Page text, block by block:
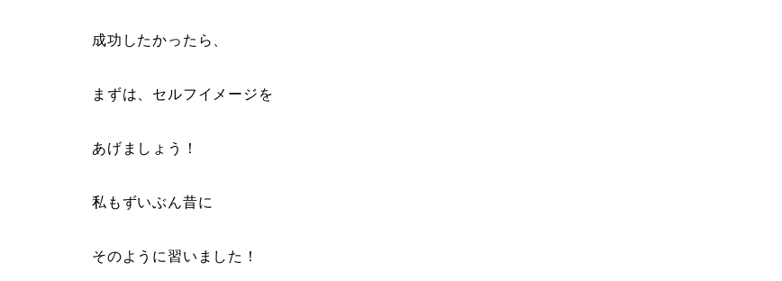
成功したかったら、
まずは、セルフイメージを
あげましょう！
私もずいぶん昔に
そのように習いました！